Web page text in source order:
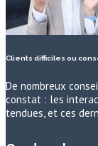
Clients difficiles ou
De nombreux
constat : les
tendues, et ces